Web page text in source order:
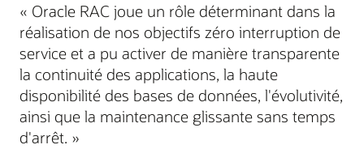
« Oracle RAC joue un rôle déterminant dans la
réalisation de nos objectifs zéro interruption de
service et a pu activer de manière transparente
la continuité des applications, la haute
disponibilité des bases de données, l'évolutivité,
ainsi que la maintenance glissante sans temps
d'arrêt. »